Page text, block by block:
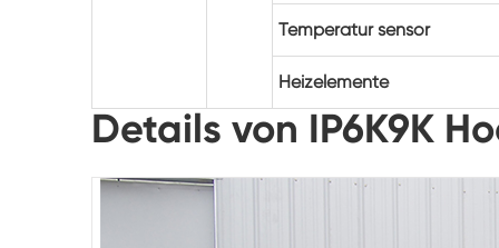
Temperatur sensor
Heizelemente
Details von IP6K9K